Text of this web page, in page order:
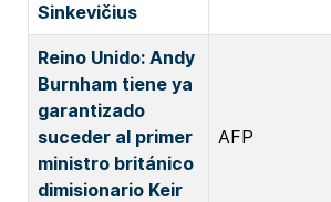
Sinkevičius
Reino Unido: Andy
Burnham tiene ya
garantizado
suceder al primer
ministro británico
dimisionario Keir
AFP